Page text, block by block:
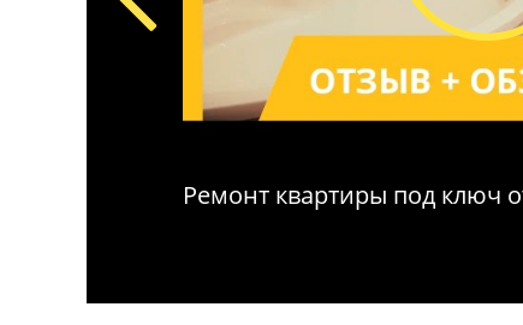
Ремонт квартиры под ключ